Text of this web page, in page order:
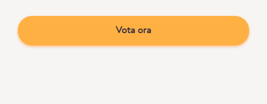
Vota ora